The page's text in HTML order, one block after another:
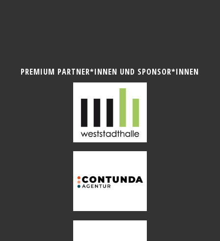
PREMIUM PARTNER*INNEN UND SPONSOR*INNEN